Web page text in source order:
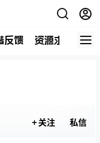
反馈 资源求助 商
关注 私信